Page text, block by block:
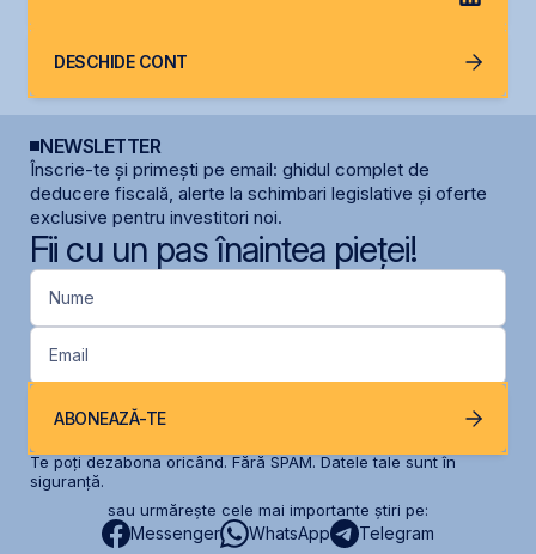
DESCHIDE CONT
NEWSLETTER
Înscrie-te și primești pe email: ghidul complet de
deducere fiscală, alerte la schimbari legislative și oferte
exclusive pentru investitori noi.
Fii cu un pas înaintea pieței!
Nume
Email
ABONEAZĂ-TE
Te poți dezabona oricând. Fără SPAM. Datele tale sunt în
siguranță.
sau urmărește cele mai importante știri pe:
Messenger WhatsApp Telegram